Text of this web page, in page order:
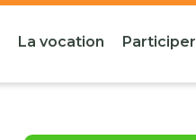
La vocation Participer